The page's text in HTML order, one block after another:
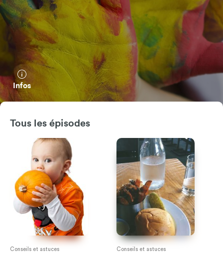
Infos
Tous les épisodes
Conseils et astuces Conseils et astuces